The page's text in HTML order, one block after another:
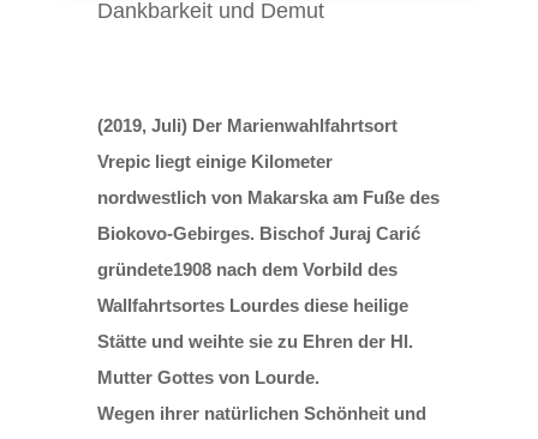
Dankbarkeit und Demut
(2019, Juli) Der Marienwahlfahrtsort
Vrepic liegt einige Kilometer
nordwestlich von Makarska am Fuße des
Biokovo-Gebirges. Bischof Juraj Carić
gründete1908 nach dem Vorbild des
Wallfahrtsortes Lourdes diese heilige
Stätte und weihte sie zu Ehren der Hl.
Mutter Gottes von Lourde.
Wegen ihrer natürlichen Schönheit und